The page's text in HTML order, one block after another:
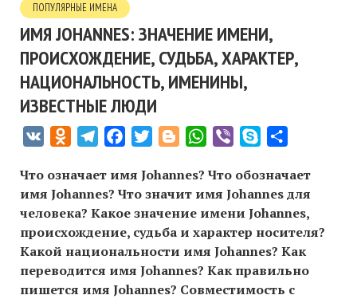
ПОПУЛЯРНЫЕ ИМЕНА
ИМЯ JOHANNES: ЗНАЧЕНИЕ ИМЕНИ,
ПРОИСХОЖДЕНИЕ, СУДЬБА, ХАРАКТЕР,
НАЦИОНАЛЬНОСТЬ, ИМЕНИНЫ,
ИЗВЕСТНЫЕ ЛЮДИ
VK Odnoklassniki
TelegramFacebookTwitterBloggerWhatsApp
Viber Skype
Что означает имя Johannes? Что обозначает
имя Johannes? Что значит имя Johannes для
человека? Какое значение имени Johannes,
происхождение, судьба и характер носителя?
Какой национальности имя Johannes? Как
переводится имя Johannes? Как правильно
пишется имя Johannes? Совместимость c